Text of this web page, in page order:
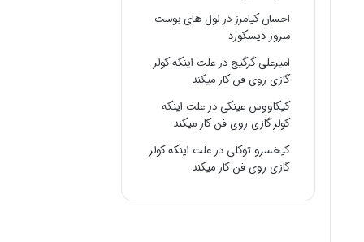
احسان کیامرز در لول های بوست
سرور دیسکورد
امیرعلی گرگیج در علت اینکه کولر
گازی روی فن کار میکند
کیکاووس عینکیدر علت اینکه
کولر گازی روی فن کار میکند
کیخسرو توکلیدر علت اینکه کولر
گازی روی فن کار میکند